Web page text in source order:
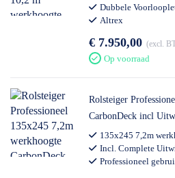
Dubbele
Altrex
€ 7.950,00 excl.
Op voorraad
Rolsteiger
CarbonDeck incl
135x245 7,2m
Incl. Complete
Professioneel